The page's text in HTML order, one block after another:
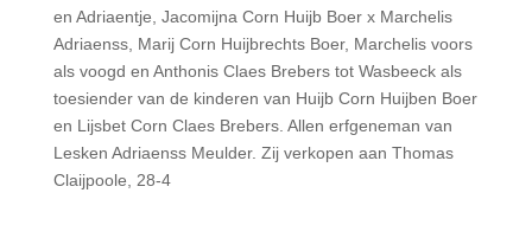
en Adriaentje, Jacomijna Corn Huijb Boer x Marchelis
Adriaenss, Marij Corn Huijbrechts Boer, Marchelis voors
als voogd en Anthonis Claes Brebers tot Wasbeeck als
toesiender van de kinderen van Huijb Corn Huijben Boer
en Lijsbet Corn Claes Brebers. Allen erfgeneman van
Lesken Adriaenss Meulder. Zij verkopen aan Thomas
Claijpoole, 28-4